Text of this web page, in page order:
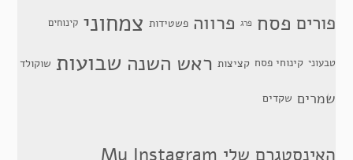
פורים פסח פרג פרווה פשטידות צמחוני קינוחים
טבעוני קינוחי פסח קציצות ראש השנה שבועות שוקולד
שמרים שקדים
האינסטגרם שלי My Instagram